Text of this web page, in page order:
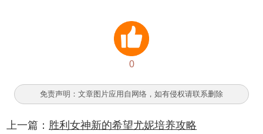
0
免责声明：文章图片应用自网络，如有侵权请联系删除
上一篇： 胜利女神新的希望尤妮培养攻略